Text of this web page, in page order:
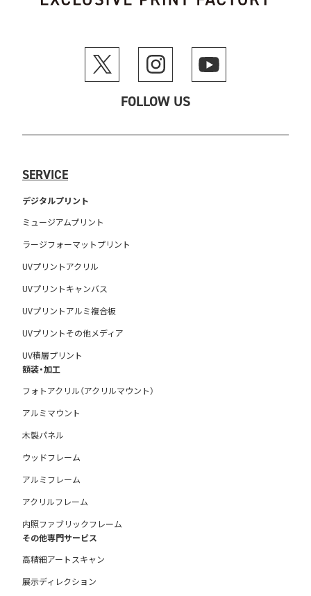
FOLLOW US
SERVICE
デジタルプリント
ミュージアムプリント
ラージフォーマットプリント
UVプリントアクリル
UVプリントキャンバス
UVプリントアルミ複合板
UVプリントその他メディア
UV積層プリント
額装・加工
フォトアクリル（アクリルマウント）
アルミマウント
木製パネル
ウッドフレーム
アルミフレーム
アクリルフレーム
内照ファブリックフレーム
その他専門サービス
高精細アートスキャン
展示ディレクション